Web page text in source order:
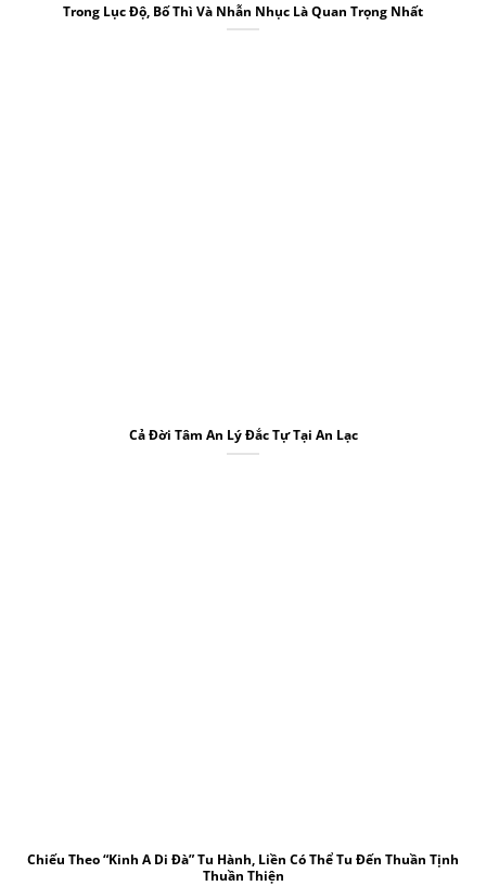
Trong Lục Độ, Bố Thì Và Nhẫn Nhục Là Quan Trọng Nhất
Cả Đời Tâm An Lý Đắc Tự Tại An Lạc
Chiếu Theo “Kinh A Di Đà” Tu Hành, Liền Có Thể Tu Đến Thuần Tịnh
Thuần Thiện